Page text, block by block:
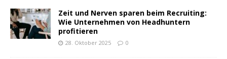
Zeit und Nerven sparen beim Recruiting:
Wie Unternehmen von Headhuntern
profitieren
28. Oktober 2025 0